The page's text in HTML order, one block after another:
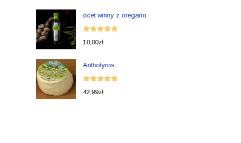
ocet winny z oregano
Oceniono
10,00zł
Anthotyros
Oceniono
42,99zł